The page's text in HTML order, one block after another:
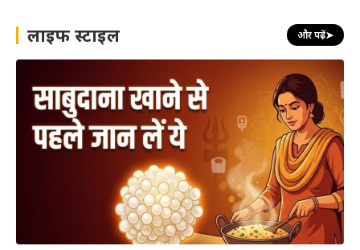
लाइफ स्टाइल और पढ़ें➤